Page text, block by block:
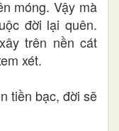
móng. Vậy mà
đời lại quên.
trên nền cát
xét.
tiền bạc, đời sẽ